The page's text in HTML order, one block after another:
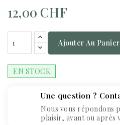
12,00 CHF
Ajouter Au Panier
EN STOCK
Une question ?
Nous vous répondons
plaisir, avant ou après